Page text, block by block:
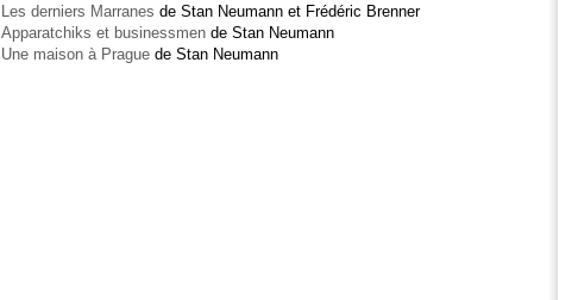
Les derniers Marranes de Stan Neumann et Frédéric Brenner
Apparatchiks et businessmen de Stan Neumann
Une maison à Prague de Stan Neumann